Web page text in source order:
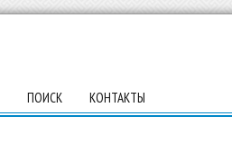
ПОИСК КОНТАКТЫ